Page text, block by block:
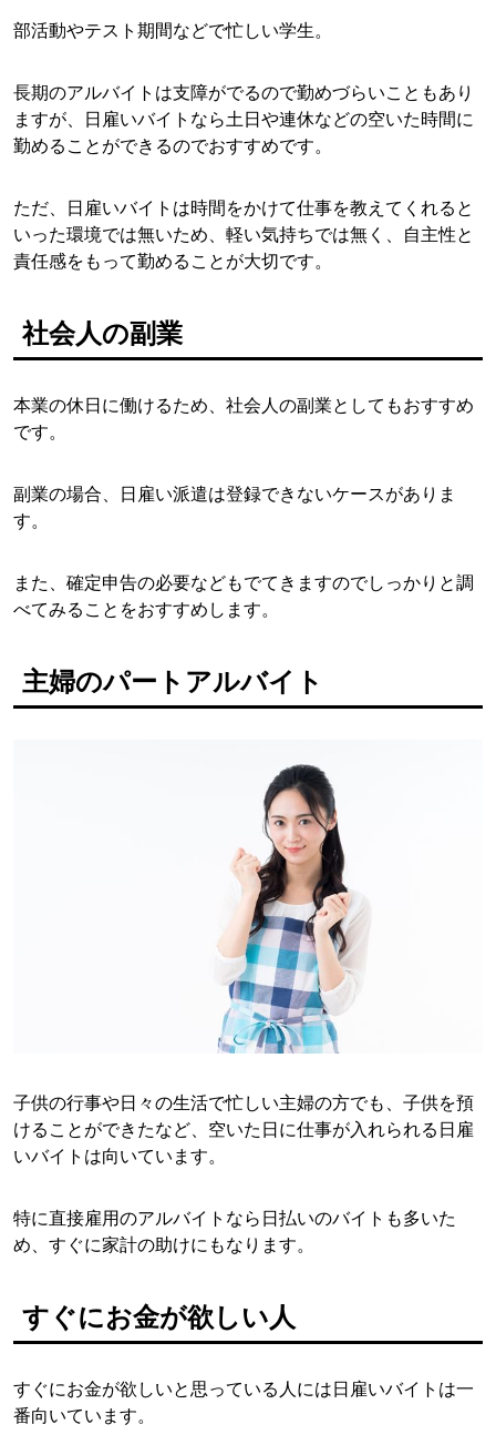
部活動やテスト期間などで忙しい学生。
長期のアルバイトは支障がでるので勤めづらいこともあり
ますが、日雇いバイトなら土日や連休などの空いた時間に
勤めることができるのでおすすめです。
ただ、日雇いバイトは時間をかけて仕事を教えてくれると
いった環境では無いため、軽い気持ちでは無く、自主性と
責任感をもって勤めることが大切です。
社会人の副業
本業の休日に働けるため、社会人の副業としてもおすすめ
です。
副業の場合、日雇い派遣は登録できないケースがありま
す。
また、確定申告の必要などもでてきますのでしっかりと調
べてみることをおすすめします。
主婦のパートアルバイト
子供の行事や日々の生活で忙しい主婦の方でも、子供を預
けることができたなど、空いた日に仕事が入れられる日雇
いバイトは向いています。
特に直接雇用のアルバイトなら日払いのバイトも多いた
め、すぐに家計の助けにもなります。
すぐにお金が欲しい人
すぐにお金が欲しいと思っている人には日雇いバイトは一
番向いています。